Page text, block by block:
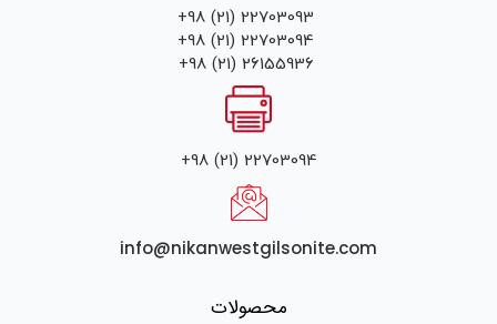
+98 (21) 22703093
+98 (21) 22703094
+98 (21) 26155936
+98 (21) 22703094
info@nikanwestgilsonite.com
محصولات